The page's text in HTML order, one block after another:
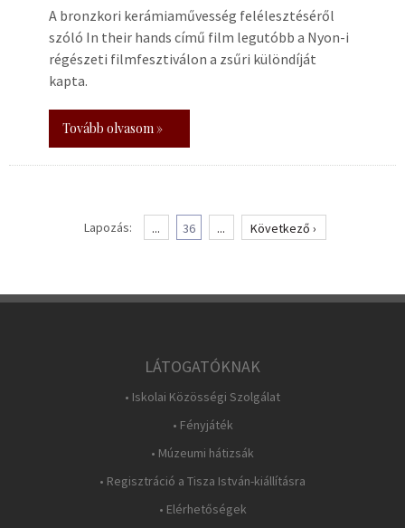
A bronzkori kerámiaművesség felélesztéséről
szóló In their hands című film legutóbb a Nyon-i
régészeti filmfesztiválon a zsűri különdíját
kapta.
Tovább olvasom »
Lapozás: ... 36 ... Következő ›
LÁTOGATÓKNAK
• Iskolai Közösségi Szolgálat
• Fényjáték
• Múzeumi hátizsák
• Regisztráció a Tisza István-kiállításra
• Elérhetőségek